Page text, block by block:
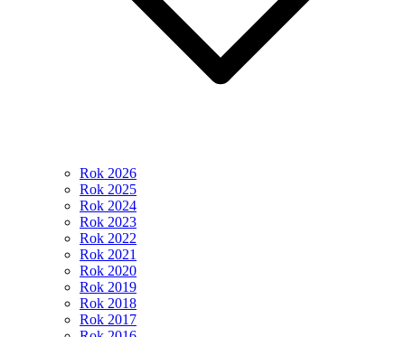
Rok 2026
Rok 2025
Rok 2024
Rok 2023
Rok 2022
Rok 2021
Rok 2020
Rok 2019
Rok 2018
Rok 2017